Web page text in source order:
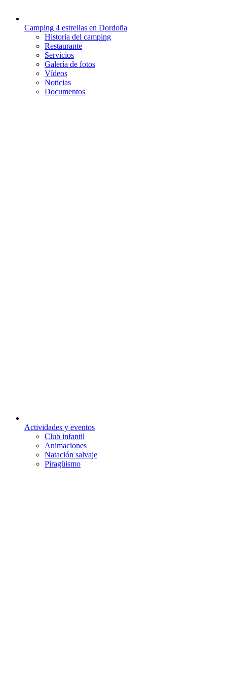
Camping 4 estrellas en Dordoña
Historia del camping
Restaurante
Servicios
Galería de fotos
Vídeos
Noticias
Documentos
Actividades y eventos
Club infantil
Animaciones
Natación salvaje
Piragüismo